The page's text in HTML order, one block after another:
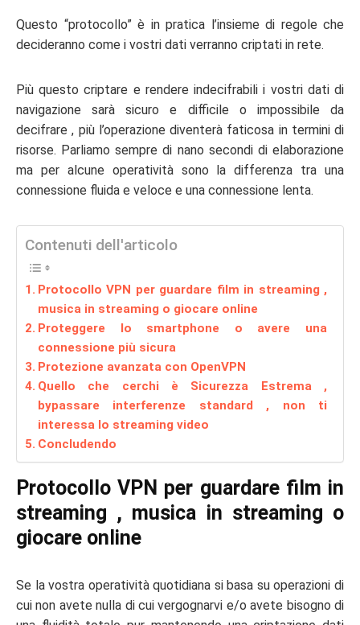
Questo “protocollo” è in pratica l’insieme di regole che
decideranno come i vostri dati verranno criptati in rete.
Più questo criptare e rendere indecifrabili i vostri dati di
navigazione sarà sicuro e difficile o impossibile da
decifrare , più l’operazione diventerà faticosa in termini di
risorse. Parliamo sempre di nano secondi di elaborazione
ma per alcune operatività sono la differenza tra una
connessione fluida e veloce e una connessione lenta.
Contenuti dell'articolo
Protocollo VPN per guardare film in streaming ,
musica in streaming o giocare online
Proteggere lo smartphone o avere una
connessione più sicura
Protezione avanzata con OpenVPN
Quello che cerchi è Sicurezza Estrema ,
bypassare interferenze standard , non ti
interessa lo streaming video
Concludendo
Protocollo VPN per guardare film in
streaming , musica in streaming o
giocare online
Se la vostra operatività quotidiana si basa su operazioni di
cui non avete nulla di cui vergognarvi e/o avete bisogno di